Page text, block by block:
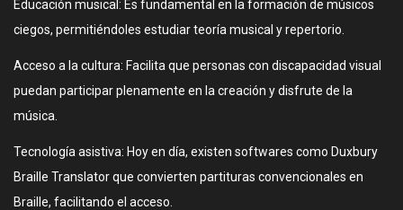
Educación musical: Es fundamental en la formación de músicos
ciegos, permitiéndoles estudiar teoría musical y repertorio.
Acceso a la cultura: Facilita que personas con discapacidad visual
puedan participar plenamente en la creación y disfrute de la
música.
Tecnología asistiva: Hoy en día, existen softwares como Duxbury
Braille Translator que convierten partituras convencionales en
Braille, facilitando el acceso.